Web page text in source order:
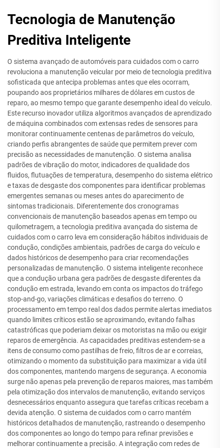
Tecnologia de Manutenção
Preditiva Inteligente
O sistema avançado de automóveis para cuidados com o carro
revoluciona a manutenção veicular por meio de tecnologia preditiva
sofisticada que antecipa problemas antes que eles ocorram,
poupando aos proprietários milhares de dólares em custos de
reparo, ao mesmo tempo que garante desempenho ideal do veículo.
Este recurso inovador utiliza algoritmos avançados de aprendizado
de máquina combinados com extensas redes de sensores para
monitorar continuamente centenas de parâmetros do veículo,
criando perfis abrangentes de saúde que permitem prever com
precisão as necessidades de manutenção. O sistema analisa
padrões de vibração do motor, indicadores de qualidade dos
fluidos, flutuações de temperatura, desempenho do sistema elétrico
e taxas de desgaste dos componentes para identificar problemas
emergentes semanas ou meses antes do aparecimento de
sintomas tradicionais. Diferentemente dos cronogramas
convencionais de manutenção baseados apenas em tempo ou
quilometragem, a tecnologia preditiva avançada do sistema de
cuidados com o carro leva em consideração hábitos individuais de
condução, condições ambientais, padrões de carga do veículo e
dados históricos de desempenho para criar recomendações
personalizadas de manutenção. O sistema inteligente reconhece
que a condução urbana gera padrões de desgaste diferentes da
condução em estrada, levando em conta os impactos do tráfego
stop-and-go, variações climáticas e desafios do terreno. O
processamento em tempo real dos dados permite alertas imediatos
quando limites críticos estão se aproximando, evitando falhas
catastróficas que poderiam deixar os motoristas na mão ou exigir
reparos de emergência. As capacidades preditivas estendem-se a
itens de consumo como pastilhas de freio, filtros de ar e correias,
otimizando o momento da substituição para maximizar a vida útil
dos componentes, mantendo margens de segurança. A economia
surge não apenas pela prevenção de reparos maiores, mas também
pela otimização dos intervalos de manutenção, evitando serviços
desnecessários enquanto assegura que tarefas críticas recebam a
devida atenção. O sistema de cuidados com o carro mantém
históricos detalhados de manutenção, rastreando o desempenho
dos componentes ao longo do tempo para refinar previsões e
melhorar continuamente a precisão. A integração com redes de